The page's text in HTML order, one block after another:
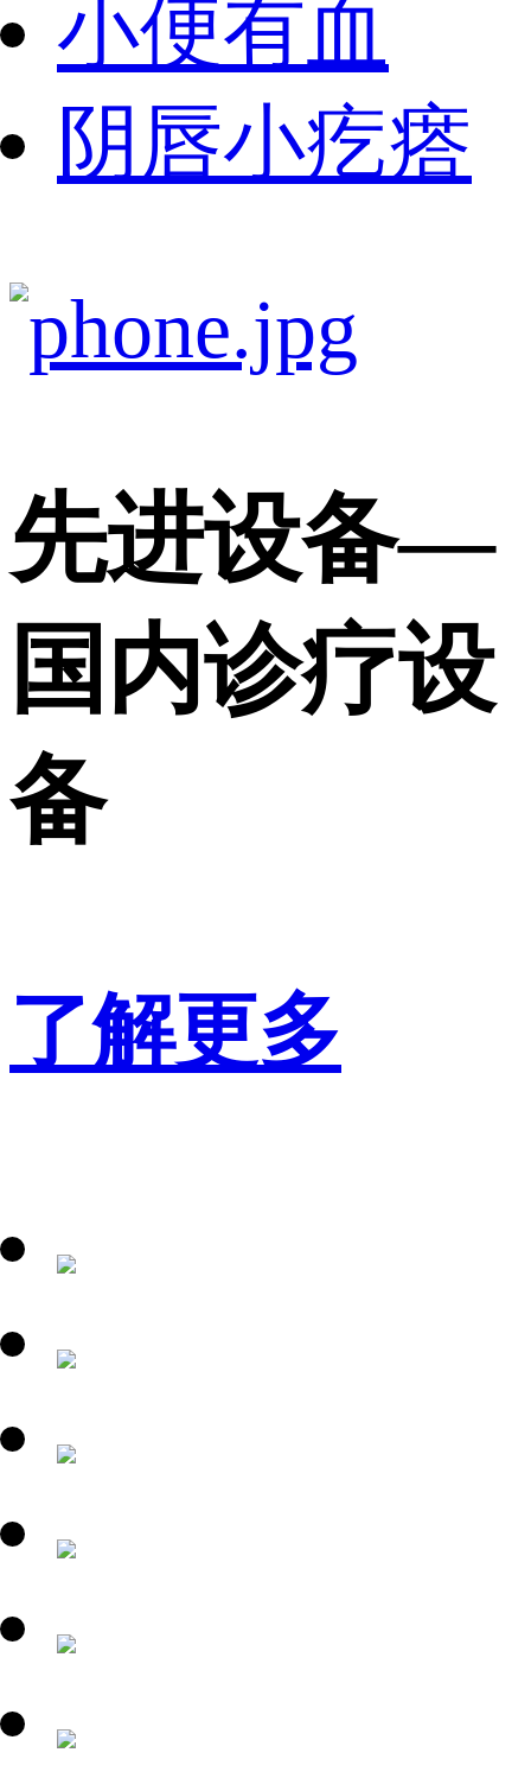
小便有血
阴唇小疙瘩
先进设备—
国内诊疗设
备
了解更多